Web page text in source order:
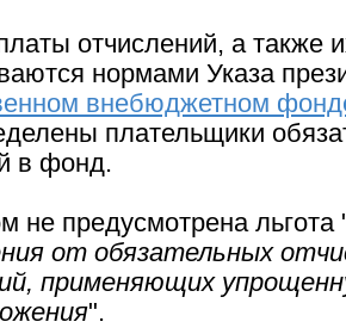
отчислений, а также
нормами Указа
внебюджетном
плательщики
в фонд.
не предусмотрена льгота
от обязательных
применяющих
".